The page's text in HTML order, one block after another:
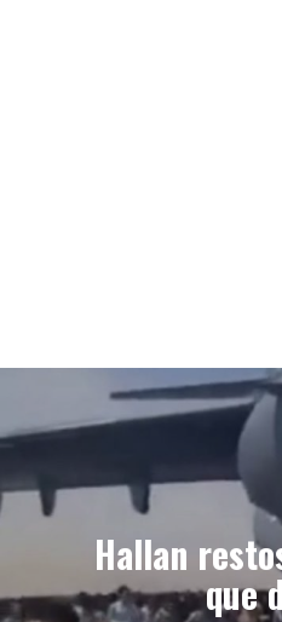
Hallan
que